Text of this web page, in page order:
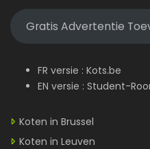
Gratis Advertentie
FR versie : Kots.be
EN versie : Student-
Koten in Brussel
Koten in Leuven